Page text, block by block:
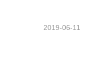
2019-06-11